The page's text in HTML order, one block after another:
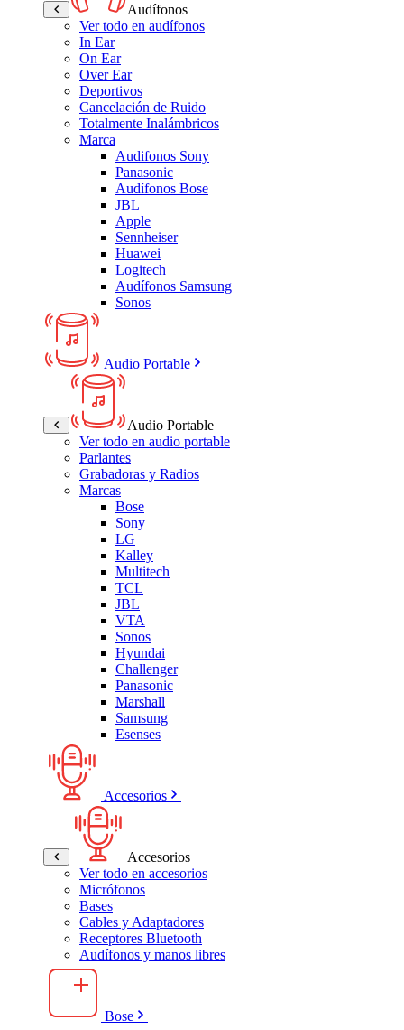
Audífonos
Ver todo en audífonos
In Ear
On Ear
Over Ear
Deportivos
Cancelación de Ruido
Totalmente Inalámbricos
Marca
Audifonos Sony
Panasonic
Audífonos Bose
JBL
Apple
Sennheiser
Huawei
Logitech
Audífonos Samsung
Sonos
Audio Portable
Audio Portable
Ver todo en audio portable
Parlantes
Grabadoras y Radios
Marcas
Bose
Sony
LG
Kalley
Multitech
TCL
JBL
VTA
Sonos
Hyundai
Challenger
Panasonic
Marshall
Samsung
Esenses
Accesorios
Accesorios
Ver todo en accesorios
Micrófonos
Bases
Cables y Adaptadores
Receptores Bluetooth
Audífonos y manos libres
Bose